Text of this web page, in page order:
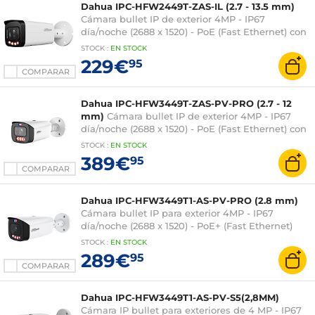
COMPARAR
Dahua IPC-HFW2449T-ZAS-IL (2.7 - 13.5 mm)
Cámara bullet IP de exterior 4MP - IP67
día/noche (2688 x 1520) - PoE (Fast Ethernet) con
ranura microSD
STOCK : EN STOCK
229€95
COMPARAR
Dahua IPC-HFW3449T-ZAS-PV-PRO (2.7 - 12
mm) Cámara bullet IP de exterior 4MP - IP67
día/noche (2688 x 1520) - PoE (Fast Ethernet) con
ranura microSD
STOCK : EN STOCK
389€95
COMPARAR
Dahua IPC-HFW3449T1-AS-PV-PRO (2.8 mm)
Cámara bullet IP para exterior 4MP - IP67
día/noche (2688 x 1520) - PoE+ (Fast Ethernet)
con ranura microSD
STOCK : EN STOCK
289€95
Dahua IPC-HFW3449T1-AS-PV-S5(2,8MM)
Cámara IP bullet para exteriores de 4 MP - IP67